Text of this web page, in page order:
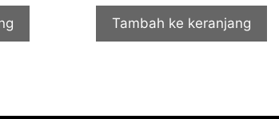
Tambah ke keranjang